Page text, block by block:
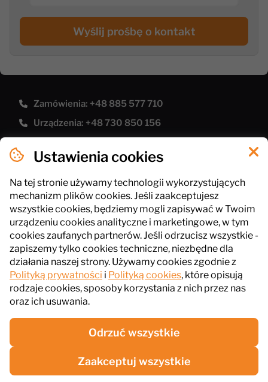
Ustawienia cookies
Na tej stronie używamy technologii wykorzystujących
mechanizm plików cookies. Jeśli zaakceptujesz
wszystkie cookies, będziemy mogli zapisywać w Twoim
urządzeniu cookies analityczne i marketingowe, w tym
cookies zaufanych partnerów. Jeśli odrzucisz wszystkie -
zapiszemy tylko cookies techniczne, niezbędne dla
działania naszej strony. Używamy cookies zgodnie z
Polityką prywatności i Polityką cookies, które opisują
rodzaje cookies, sposoby korzystania z nich przez nas
oraz ich usuwania.
Odrzuć wszystkie
Zaakceptuj wszystkie
Wyślij prośbę o kontakt
Zamówienia: +48 885 577 710
Urządzenia: +48 730 850 156
Polityka prywatności
Pliki cookies
Regulamin sklepu
InPlus Gastro
ul. Słowackiego 41, 43-211 Piasek
NIP: 6461016485
© InPlus Gastro 2026. Wszelkie prawa zastrzeżone.